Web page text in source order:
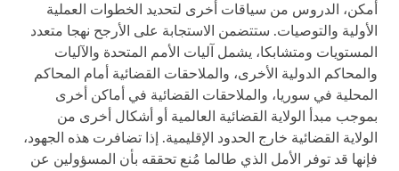
أمكن، الدروس من سياقات أخرى لتحديد الخطوات العملية
الأولية والتوصيات. ستتضمن الاستجابة على الأرجح نهجا متعدد
المستويات ومتشابكا، يشمل آليات الأمم المتحدة والآليات
والمحاكم الدولية الأخرى، والملاحقات القضائية أمام المحاكم
المحلية في سوريا، والملاحقات القضائية في أماكن أخرى
بموجب مبدأ الولاية القضائية العالمية أو أشكال أخرى من
الولاية القضائية خارج الحدود الإقليمية. إذا تضافرت هذه الجهود،
فإنها قد توفر الأمل الذي طالما مُنع تحققه بأن المسؤولين عن